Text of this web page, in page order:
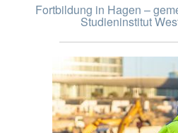
Fortbildung in Hagen –
Studieninstitut